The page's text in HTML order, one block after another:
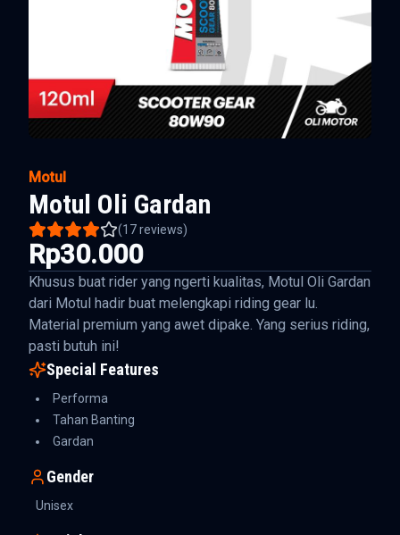
Motul
Motul Oli Gardan
(17reviews)
Rp30.000
Khusus buat rider yang ngerti kualitas, Motul Oli Gardan
dari Motul hadir buat melengkapi riding gear lu.
Material premium yang awet dipake. Yang serius riding,
pasti butuh ini!
Special Features
Performa
Tahan Banting
Gardan
Gender
Unisex